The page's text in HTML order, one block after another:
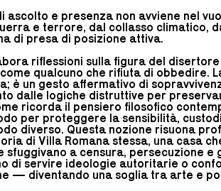
ascolto e presenza non avviene nel
e terrore, dal collasso climatico,
di presa di posizione attiva.
riflessioni sulla figura del
qualcuno che rifiuta di obbedire.
è un gesto affermativo di
dalle logiche distruttive per
ricorda il pensiero filosofico
per proteggere la sensibilità,
diverso. Questa nozione risuona
di Villa Romana stessa, una casa
sfuggivano a censura, persecuzione
di servire ideologie autoritarie o
— diventando una soglia tra arte e